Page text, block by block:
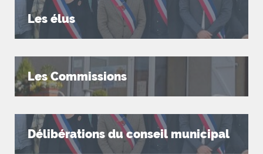
Les élus
Les Commissions
Délibérations du conseil municipal